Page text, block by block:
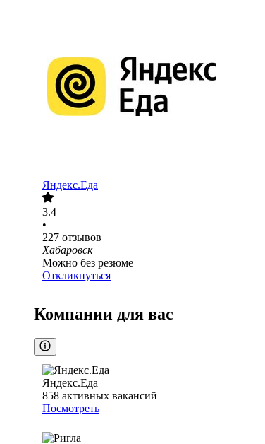
Яндекс.Еда
3.4
•
227 отзывов
Хабаровск
Можно без резюме
Откликнуться
Компании для вас
Яндекс.Еда
858 активных вакансий
Посмотреть